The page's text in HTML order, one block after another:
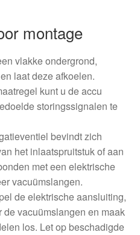
montage
vlakke ondergrond,
laat deze afkoelen.
kunt u de accu
storingssignalen te
bevindt zich
het inlaatspruitstuk of aan
met een elektrische
vacuümslangen.
de elektrische aansluiting,
de vacuümslangen en maak
los. Let op beschadigde